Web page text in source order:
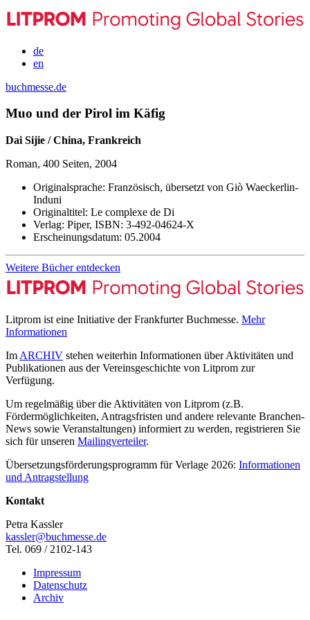
de
en
buchmesse.de
Muo und der Pirol im Käfig
Dai Sijie / China, Frankreich
Roman, 400 Seiten, 2004
Originalsprache: Französisch, übersetzt von Giò Waeckerlin-
Induni
Originaltitel: Le complexe de Di
Verlag: Piper, ISBN: 3-492-04624-X
Erscheinungsdatum: 05.2004
Weitere Bücher entdecken
Litprom ist eine Initiative der Frankfurter Buchmesse. Mehr
Informationen
Im ARCHIV stehen weiterhin Informationen über Aktivitäten und
Publikationen aus der Vereinsgeschichte von Litprom zur
Verfügung.
Um regelmäßig über die Aktivitäten von Litprom (z.B.
Fördermöglichkeiten, Antragsfristen und andere relevante Branchen-
News sowie Veranstaltungen) informiert zu werden, registrieren Sie
sich für unseren Mailingverteiler.
Übersetzungsförderungsprogramm für Verlage 2026: Informationen
und Antragstellung
Kontakt
Petra Kassler
kassler@buchmesse.de
Tel. 069 / 2102-143
Impressum
Datenschutz
Archiv